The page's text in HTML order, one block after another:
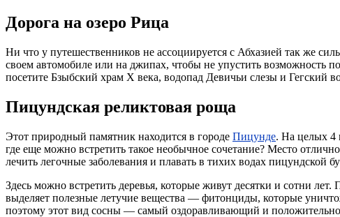
Дорога на озеро Рица
Ни что у путешественников не ассоциируется с Абхазией так же
своем автомобиле или на джипах, чтобы не упустить возможность
посетите Бзыбский храм X века, водопад Девичьи слезы и Гегский
Пицундская реликтовая роща
Этот природный памятник находится в городе Пицунде. На целых 4
где еще можно встретить такое необычное сочетание? Место
лечить легочные заболевания и плавать в тихих водах пицундской
Здесь можно встретить деревья, которые живут десятки и сотни
выделяет полезные летучие вещества — фитонциды, которые
поэтому этот вид сосны — самый оздоравливающий и